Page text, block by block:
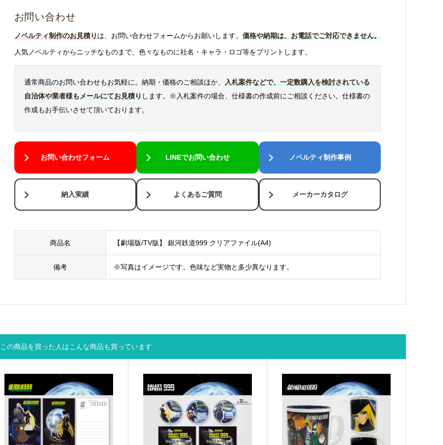
お問い合わせ
ノベルティ制作のお見積り は、お問い合わせフォームからお願いします。 価格や納期は、お電話でご対応できません。
人気ノベルティからニッチなものまで、色々なものに社名・キャラ・ロゴ等をプリントします。
通常商品のお問い合わせもお気軽に。納期・価格のご相談ほか、 入札案件などで、一定数購入を検討されている
自治体や業者様もメールにてお見積りします。※入札案件の場合、仕様書の作成前にご相談ください。仕様書の
作成もお手伝いさせて頂いております。
お問い合わせフォーム LINEでお問い合わせ ノベルティ制作事例
納入実績 よくあるご質問 メーカーカタログ
商品名 【劇場版/TV版】 銀河鉄道999 クリアファイル(A4)
備考 ※写真はイメージです。色味など実物と多少異なります。
この商品を買った人はこんな商品も買っています